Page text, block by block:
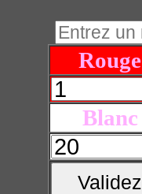
Rouge
Blanc
Validez